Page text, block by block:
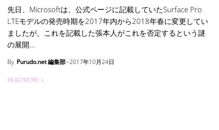
先日、Microsoftは、公式ページに記載していたSurface Pro
LTEモデルの発売時期を2017年内から2018年春に変更してい
ましたが、これを記載した張本人がこれを否定するという謎
の展開...
By Purudo.net 編集部 2017年10月24日
READ MORE